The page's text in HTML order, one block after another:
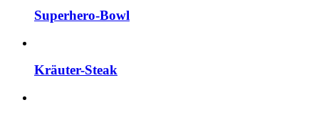
Superhero-Bowl
Kräuter-Steak